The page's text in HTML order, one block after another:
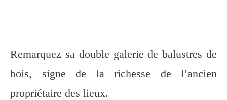
Remarquez sa double galerie de balustres de
bois, signe de la richesse de l’ancien
propriétaire des lieux.